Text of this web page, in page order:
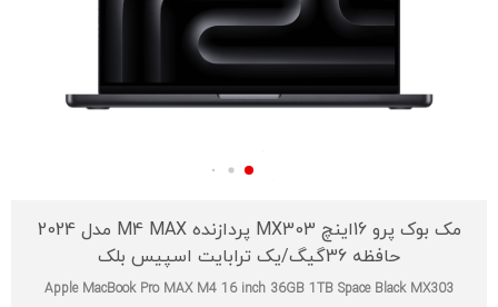
مک بوک پرو 16اینچ MX303 پردازنده M4 MAX مدل 2024
حافظه 36گیگ/یک ترابایت اسپیس بلک
Apple MacBook Pro MAX M4 16 inch 36GB 1TB Space Black MX303